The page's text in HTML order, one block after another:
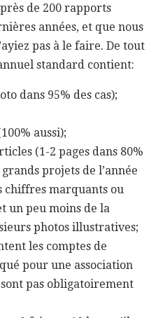
de 200 rapports
années, et que nous
pas à le faire. De tout
standard contient:
dans 95% des cas);
aussi);
(1-2 pages dans 80%
projets de l’année
chiffres marquants ou
un peu moins de la
photos illustratives;
les comptes de
pour une association
pas obligatoirement